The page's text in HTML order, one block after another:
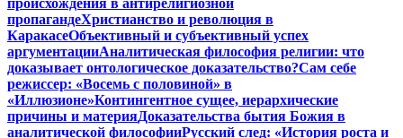
происхождения в антирелигиозной
пропагандеХристианство и революция в
КаракасеОбъективный и субъективный успех
аргументацииАналитическая философия религии: что
доказывает онтологическое доказательство?Сам себе
режиссер: «Восемь с половиной» в
«Иллюзионе»Контингентное сущее, иерархические
причины и материяДоказательства бытия Божия в
аналитической философииРусский след: «История роста и